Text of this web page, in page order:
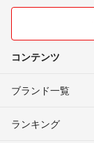
コンテンツ
ブランド一覧
ランキング